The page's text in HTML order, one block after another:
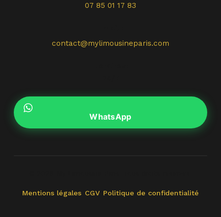
07 85 01 17 83
contact@mylimousineparis.com
WhatsApp
Mentions légales CGV Politique de confidentialité